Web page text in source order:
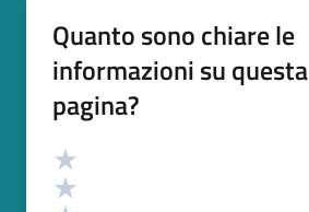
Quanto sono chiare le
informazioni su questa
pagina?
Valutazione